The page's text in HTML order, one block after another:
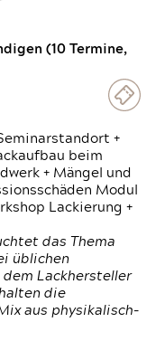
(10 Termine,
+
beim
+ Mängel und
Modul
Lackierung +
das Thema
üblichen
dem Lackhersteller
die
aus physikalisch-